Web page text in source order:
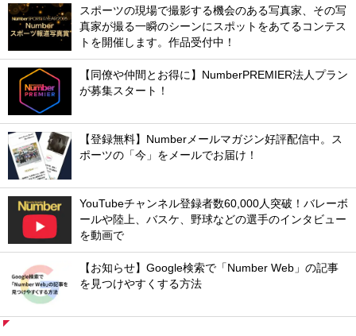
スポーツの現場で撮影する機会のある写真家、その写
真家が撮る一瞬のシーンにスポットをあてるコンテス
トを開催します。作品受付中！
【同僚や仲間とお得に】NumberPREMIER法人プラン
が募集スタート！
【登録無料】Numberメールマガジン好評配信中。ス
ポーツの「今」をメールでお届け！
YouTubeチャンネル登録者数60,000人突破！バレーボ
ールや陸上、バスケ、野球などの選手のインタビュー
を動画で
【お知らせ】Google検索で「Number Web」の記事
を見つけやすくする方法